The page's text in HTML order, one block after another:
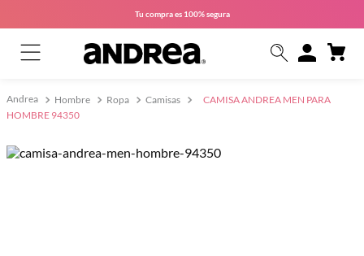
Tu compra es 100% segura
Hombre Ropa Camisas
CAMISA ANDREA MEN PARA
HOMBRE 94350